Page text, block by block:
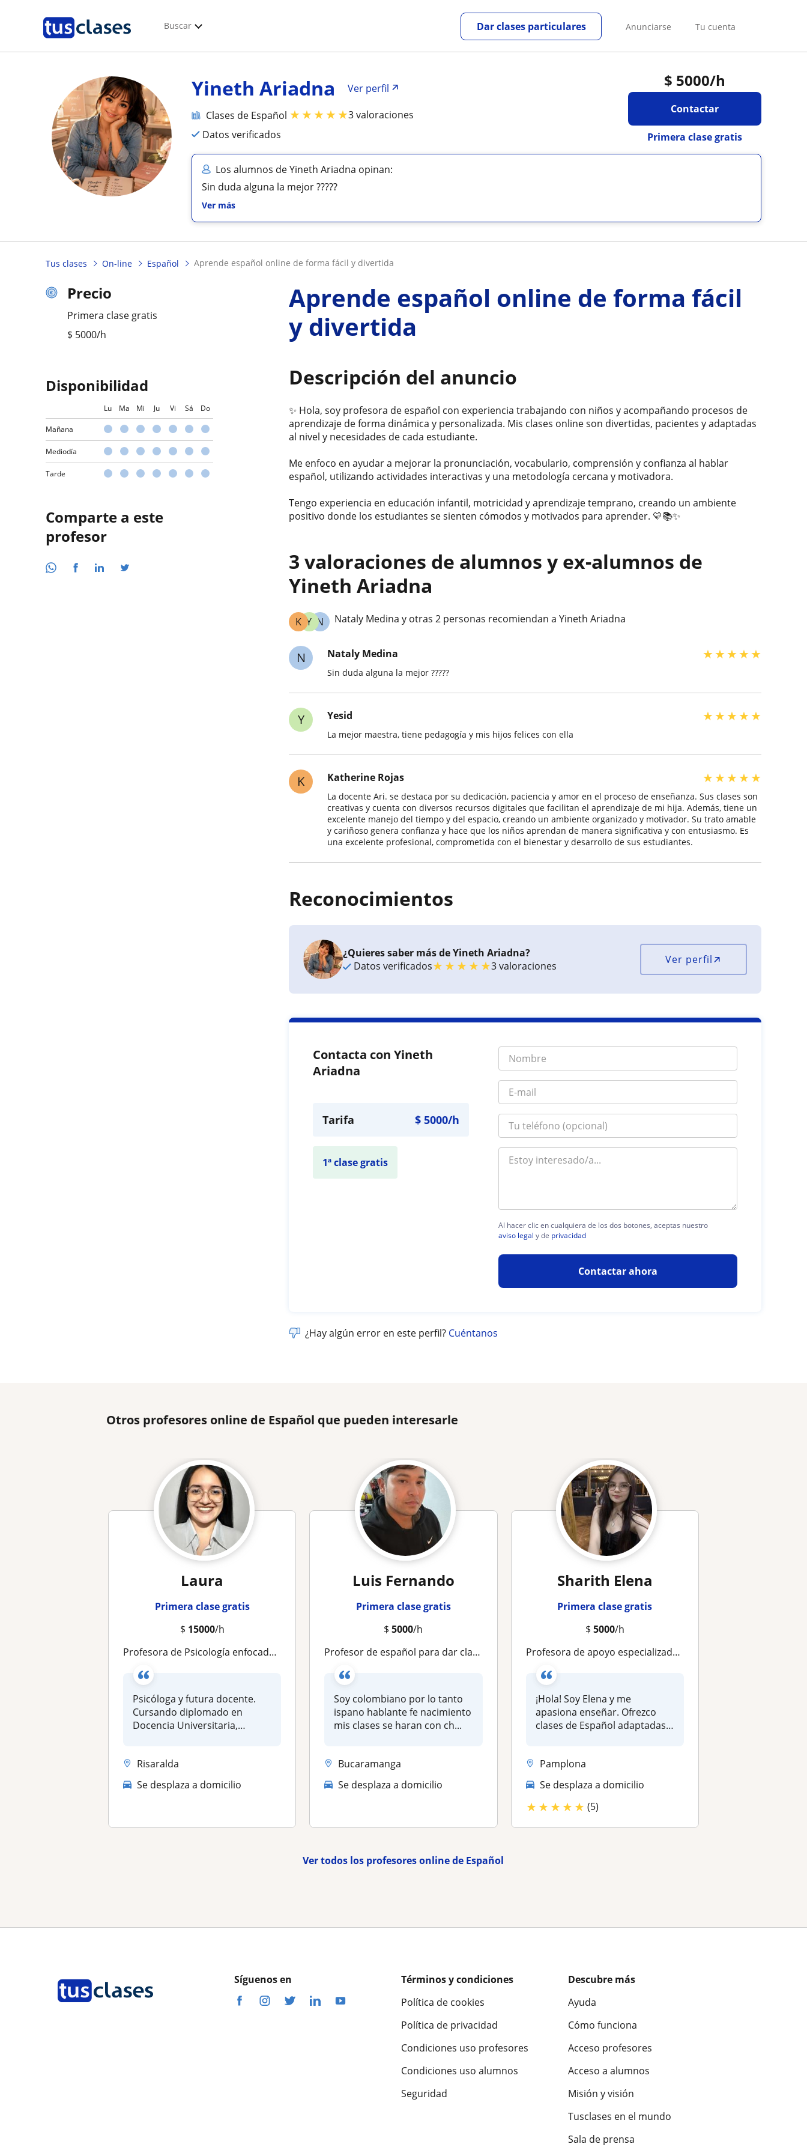
Buscar Anunciarse Tu cuenta
Dar clases particulares
$ 5000/h
Contactar
Primera clase gratis
Yineth Ariadna Ver perfil
Clases de Español ★★★★★3 valoraciones
Datos verificados
Los alumnos de Yineth Ariadna opinan:
Sin duda alguna la mejor ?????
Ver más
Tus clases On-line Español aprende español online de forma fácil y divertida
Precio
Primera clase gratis
$ 5000/h
Disponibilidad
Lu Ma Mi Ju Vi Sá Do
Mañana
Mediodía
Tarde
Comparte a este
profesor
Aprende español online de forma fácil
y divertida
Descripción del anuncio
✨ Hola, soy profesora de español con experiencia trabajando con niños y acompañando procesos de
aprendizaje de forma dinámica y personalizada. Mis clases online son divertidas, pacientes y adaptadas
al nivel y necesidades de cada estudiante.
Me enfoco en ayudar a mejorar la pronunciación, vocabulario, comprensión y confianza al hablar
español, utilizando actividades interactivas y una metodología cercana y motivadora.
Tengo experiencia en educación infantil, motricidad y aprendizaje temprano, creando un ambiente
positivo donde los estudiantes se sienten cómodos y motivados para aprender. 💛📚✨
3 valoraciones de alumnos y ex-alumnos de
Yineth Ariadna
N
Y
K Nataly Medina y otras 2 personas recomiendan a Yineth Ariadna
N Nataly Medina ★★★★★
Sin duda alguna la mejor ?????
Y Yesid ★★★★★
La mejor maestra, tiene pedagogía y mis hijos felices con ella
K Katherine Rojas ★★★★★
La docente Ari. se destaca por su dedicación, paciencia y amor en el proceso de enseñanza. Sus clases son
creativas y cuenta con diversos recursos digitales que facilitan el aprendizaje de mi hija. Además, tiene un
excelente manejo del tiempo y del espacio, creando un ambiente organizado y motivador. Su trato amable
y cariñoso genera confianza y hace que los niños aprendan de manera significativa y con entusiasmo. Es
una excelente profesional, comprometida con el bienestar y desarrollo de sus estudiantes.
Reconocimientos
¿Quieres saber más de Yineth Ariadna?
Datos verificados★★★★★3 valoraciones Ver perfil
Contacta con Yineth
Ariadna
Tarifa $5000/h
1ª clase gratis
Al hacer clic en cualquiera de los dos botones, aceptas nuestro
aviso legal y de privacidad
Contactar ahora
¿Hay algún error en este perfil? Cuéntanos
Otros profesores online de Español que pueden interesarle
Laura
Primera clase gratis
$ 15000/h
Profesora de Psicología enfocada en cognitivo conductual
Psicóloga y futura docente.
Cursando diplomado en
Docencia Universitaria,
Risaralda
Se desplaza a domicilio
Luis Fernando
Primera clase gratis
$5000/h
Profesor de español para dar clases online remoto
Soy colombiano por lo tanto
ispano hablante fe nacimiento
mis clases se haran con ch...
Bucaramanga
Se desplaza a domicilio
Sharith Elena
Primera clase gratis
$ 5000/h
Profesora de apoyo especializada en clases olines
¡Hola! Soy Elena y me
apasiona enseñar. Ofrezco
clases de Español adaptadas a
Pamplona
Se desplaza a domicilio
★★★★★ (5)
Ver todos los profesores online de Español
Síguenos en
Términos y condiciones
Política de cookies
Política de privacidad
Condiciones uso profesores
Condiciones uso alumnos
Seguridad
Descubre más
Ayuda
Cómo funciona
Acceso profesores
Acceso a alumnos
Misión y visión
Tusclases en el mundo
Sala de prensa